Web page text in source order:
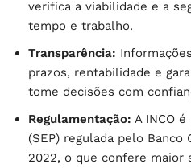
verifica a viabilidade e a
tempo e trabalho.
Transparência:
prazos, rentabilidade e
tome decisões com
Regulamentação: A INCO
(SEP) regulada pelo
2022, o que confere maior